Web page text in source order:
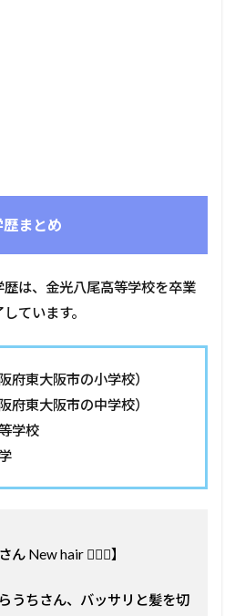
まとめ
は、金光八尾高等学校を卒業
ています。
府東大阪市の小学校）
府東大阪市の中学校）
学校
ん New hair 💇‍♂️✨】
うちさん、バッサリと髪を切